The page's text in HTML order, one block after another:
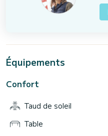
Équipements
Confort
Taud de soleil
Table